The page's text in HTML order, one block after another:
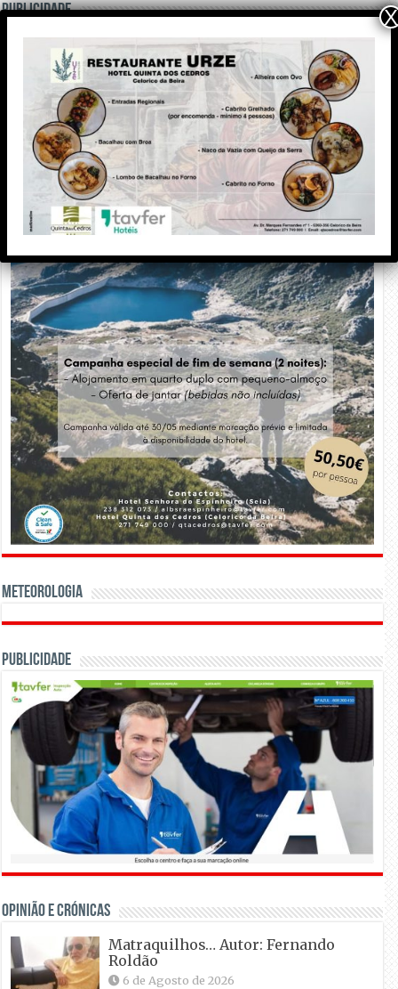
PUBLICIDADE
Meteorologia
Publicidade
OPINIÃO E CRÓNICAS
Matraquilhos… Autor: Fernando
Roldão
6 de Agosto de 2026
X